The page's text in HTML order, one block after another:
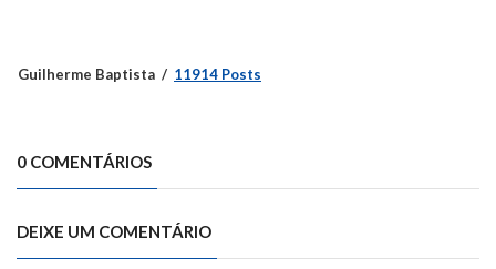
Guilherme Baptista 11914 Posts
0 COMENTÁRIOS
DEIXE UM COMENTÁRIO